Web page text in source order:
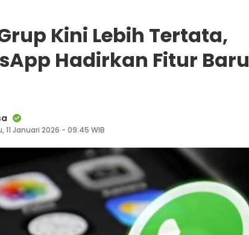
Kini Lebih Tertata,
Hadirkan Fitur
11 Januari 2026 - 09:45 WIB